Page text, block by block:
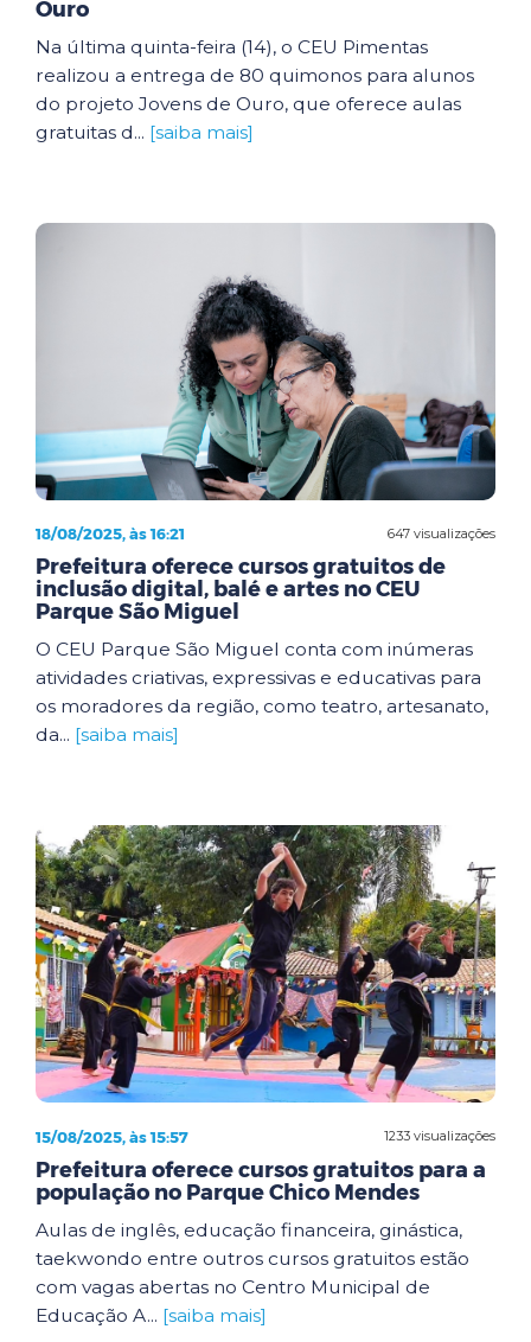
Ouro
Na última quinta-feira (14), o CEU Pimentas
realizou a entrega de 80 quimonos para alunos
do projeto Jovens de Ouro, que oferece aulas
gratuitas d... [saiba mais]
647 visualizações
18/08/2025, às 16:21
Prefeitura oferece cursos gratuitos de
inclusão digital, balé e artes no CEU
Parque São Miguel
O CEU Parque São Miguel conta com inúmeras
atividades criativas, expressivas e educativas para
os moradores da região, como teatro, artesanato,
da... [saiba mais]
1233 visualizações
15/08/2025, às 15:57
Prefeitura oferece cursos gratuitos para a
população no Parque Chico Mendes
Aulas de inglês, educação financeira, ginástica,
taekwondo entre outros cursos gratuitos estão
com vagas abertas no Centro Municipal de
Educação A... [saiba mais]